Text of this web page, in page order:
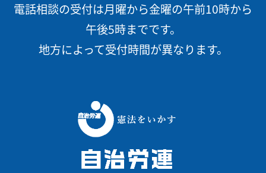
電話相談の受付は月曜から金曜の午前10時から
午後5時までです。
地方によって受付時間が異なります。